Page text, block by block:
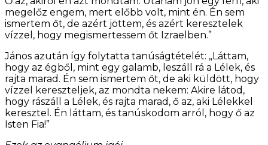
megelőz engem, mert előbb volt, mint én. Én sem
ismertem őt, de azért jöttem, és azért keresztelek
vízzel, hogy megismertessem őt Izraelben.”
János azután így folytatta tanúságtételét: „Láttam,
hogy az égből, mint egy galamb, leszáll rá a Lélek, és
rajta marad. Én sem ismertem őt, de aki küldött, hogy
vízzel kereszteljek, az mondta nekem: Akire látod,
hogy rászáll a Lélek, és rajta marad, ő az, aki Lélekkel
keresztel. Én láttam, és tanúskodom arról, hogy ő az
Isten Fia!”